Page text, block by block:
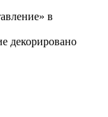
в
декорировано